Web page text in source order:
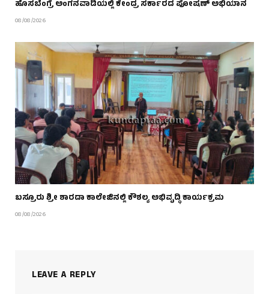
ಹೊಸಬೆಂಗ್ರೆ ಅಂಗನವಾಡಿಯಲ್ಲಿ ಕೇಂದ್ರ ಸರ್ಕಾರದ ಪೋಷಣ್ ಅಭಿಯಾನ
08/08/2026
ಬಸ್ರೂರು ಶ್ರೀ ಶಾರದಾ ಕಾಲೇಜಿನಲ್ಲಿ ಕೌಶಲ್ಯ ಅಭಿವೃದ್ಧಿ ಕಾರ್ಯಕ್ರಮ
08/08/2026
LEAVE A REPLY